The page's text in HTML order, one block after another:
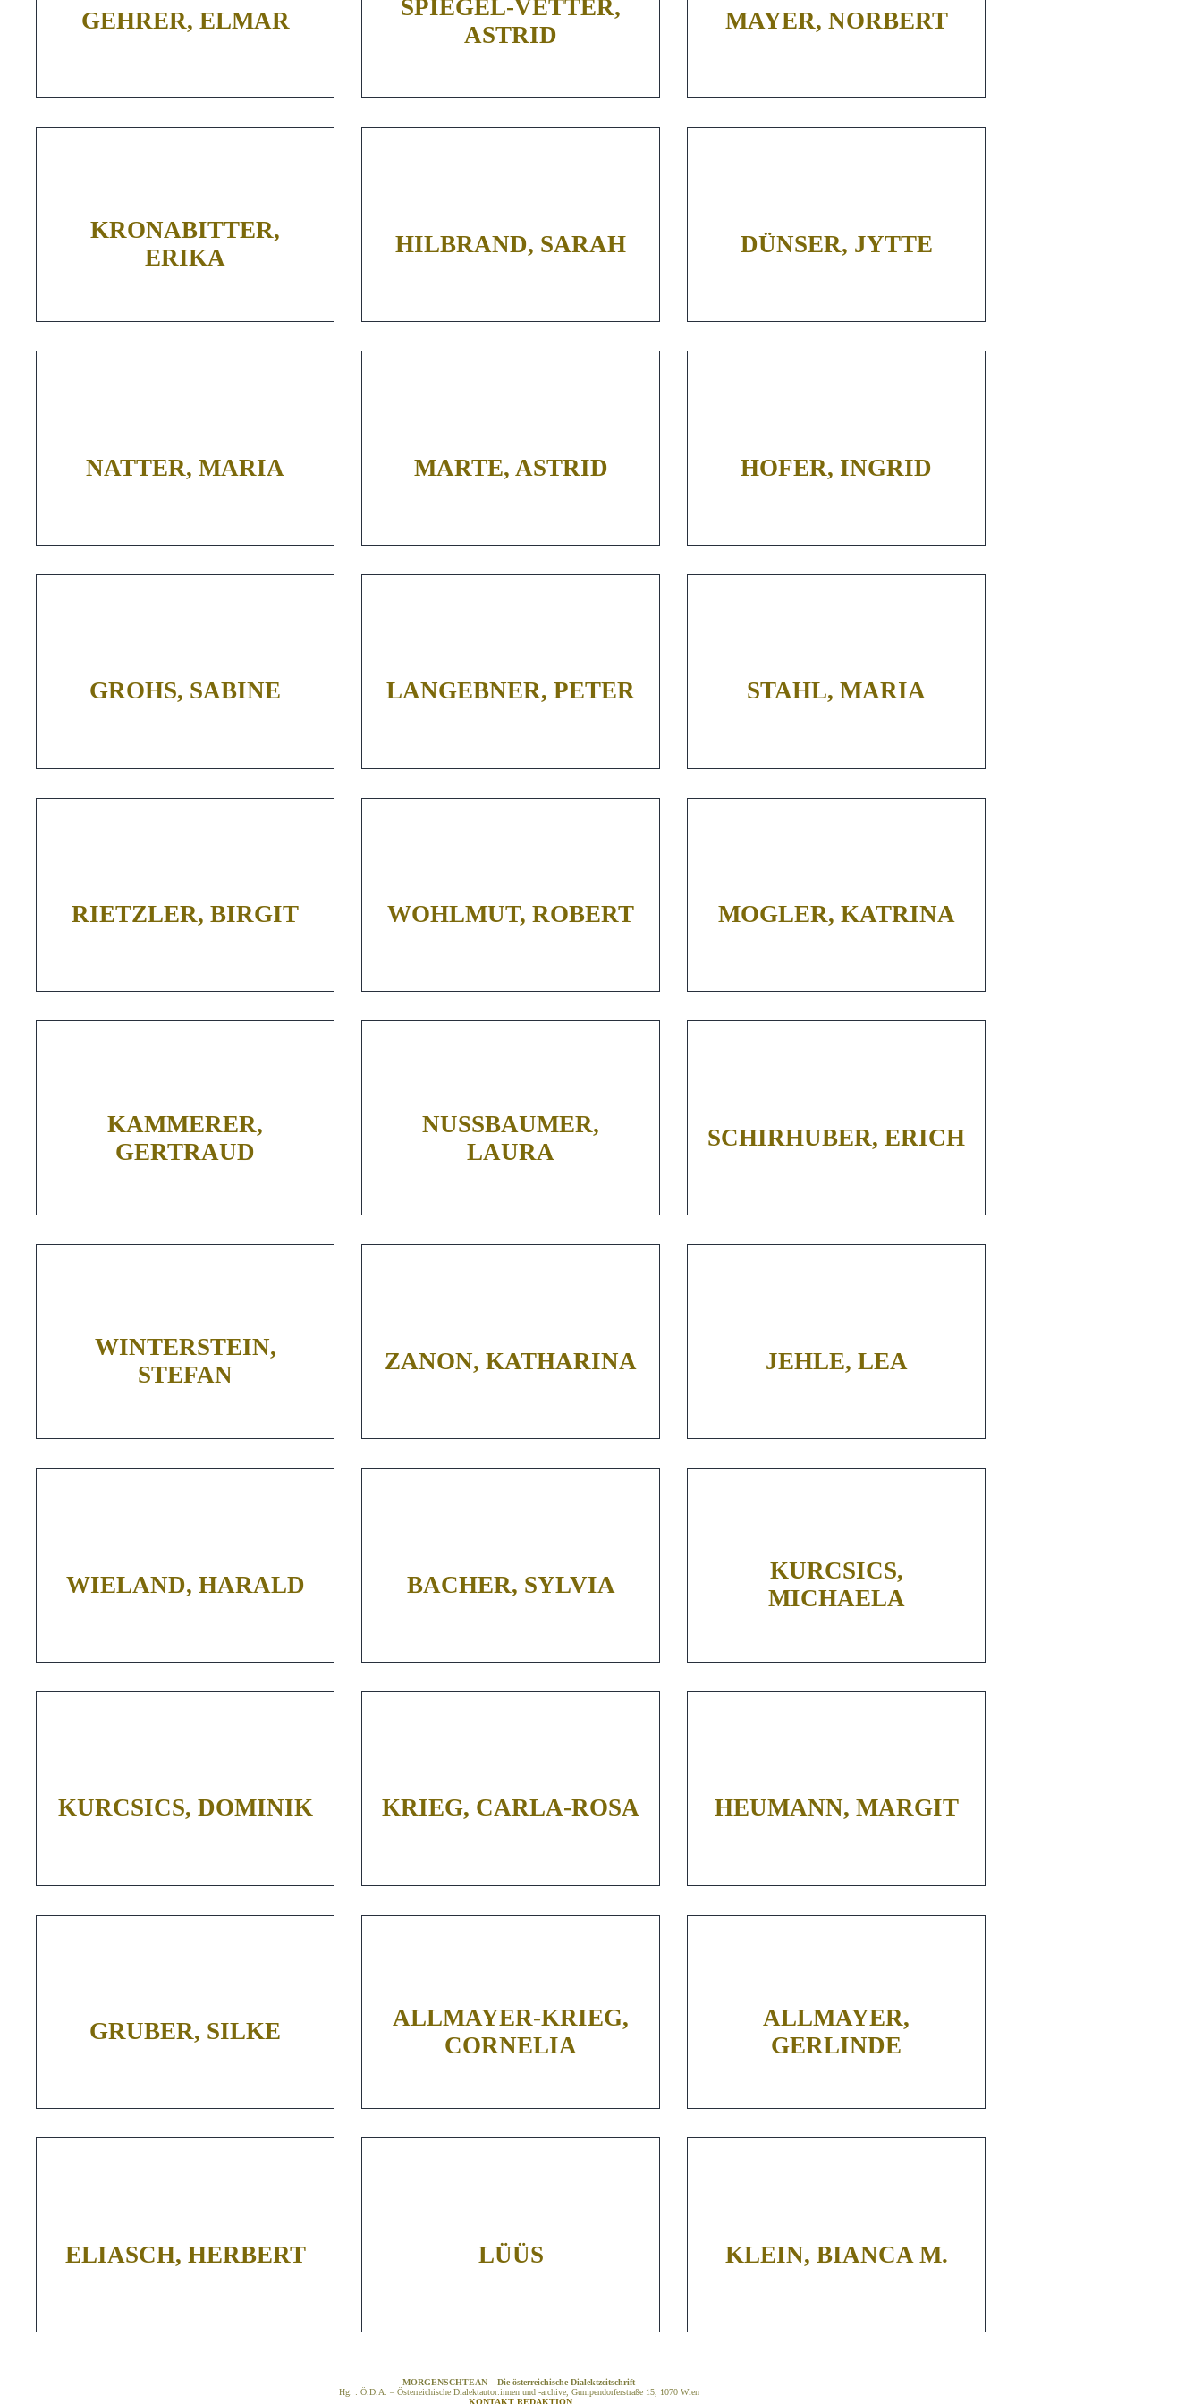
GEHRER, ELMAR
SPIEGEL-VETTER,
ASTRID
MAYER, NORBERT
KRONABITTER,
ERIKA
HILBRAND, SARAH DÜNSER, JYTTE
NATTER, MARIA MARTE, ASTRID HOFER, INGRID
GROHS, SABINE LANGEBNER, PETER STAHL, MARIA
RIETZLER, BIRGIT WOHLMUT, ROBERT MOGLER, KATRINA
KAMMERER,
GERTRAUD
NUSSBAUMER, L
AURA
SCHIRHUBER, ERICH
WINTERSTEIN,
STEFAN
ZANON, KATHARINA JEHLE, LEA
WIELAND, HARALD BACHER, SYLVIA
KURCSICS,
MICHAELA
KURCSICS, DOMINIK KRIEG, CARLA-ROSA HEUMANN, MARGIT
GRUBER, SILKE
ALLMAYER-KRIEG,
CORNELIA
ALLMAYER,
GERLINDE
ELIASCH, HERBERT LÜÜS KLEIN, BIANCA M.
MORGENSCHTEAN – Die österreichische Dialektzeitschrift
Hg. : Ö.D.A. – Österreichische Dialektautor:innen und -archive, Gumpendorferstraße 15, 1070 Wien
KONTAKT REDAKTION